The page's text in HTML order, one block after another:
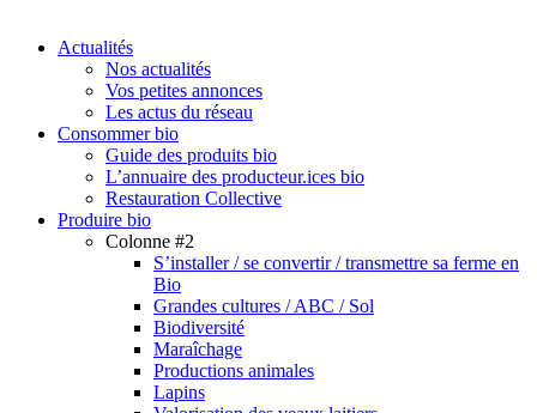
search
Menu
Actualités
Nos actualités
Vos petites annonces
Les actus du réseau
Consommer bio
Guide des produits bio
L’annuaire des producteur.ices bio
Restauration Collective
Produire bio
Colonne #2
S’installer / se convertir / transmettre sa ferme en
Bio
Grandes cultures / ABC / Sol
Biodiversité
Maraîchage
Productions animales
Lapins